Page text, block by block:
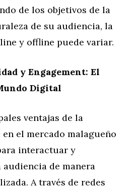
de los objetivos de la
de su audiencia, la
y offline puede variar.
y Engagement: El
Digital
ventajas de la
el mercado malagueño
interactuar y
de manera
A través de redes